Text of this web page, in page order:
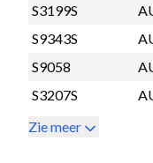
S3199S
S9343S
S9058
S3207S
Zie meer